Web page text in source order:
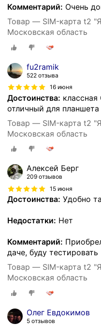
Комментарий: Очень
Товар — SIM-карта t2
Московская область
fu2ramik
522 отзыва
16 июня
Достоинства:
отличный для планшета
Товар — SIM-карта t2
Московская область
Алексей Берг
209 отзывов
15 июня
Достоинства: Удобно
Недостатки: Нет
Комментарий:
даче, буду тестировать
Товар — SIM-карта t2
Московская область
Олег Евдокимов
5 отзывов